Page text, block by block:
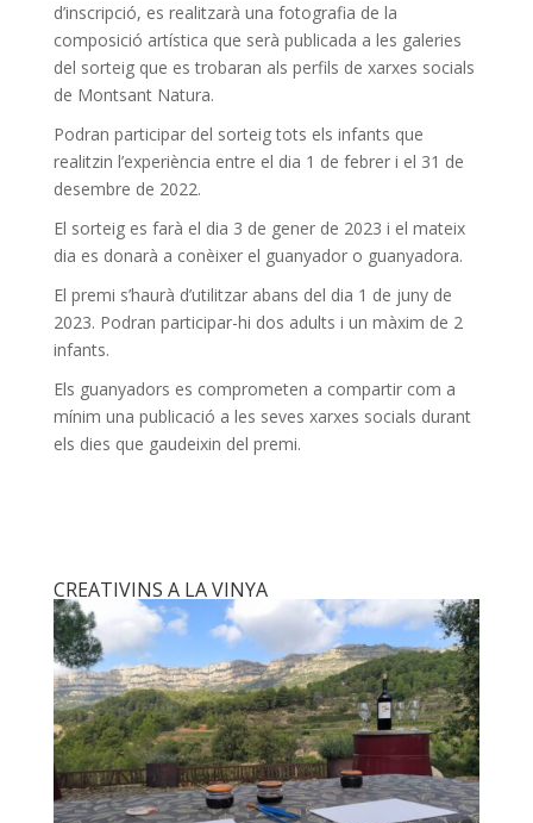
d’inscripció, es realitzarà una fotografia de la
composició artística que serà publicada a les galeries
del sorteig que es trobaran als perfils de xarxes socials
de Montsant Natura.
Podran participar del sorteig tots els infants que
realitzin l’experiència entre el dia 1 de febrer i el 31 de
desembre de 2022.
El sorteig es farà el dia 3 de gener de 2023 i el mateix
dia es donarà a conèixer el guanyador o guanyadora.
El premi s’haurà d’utilitzar abans del dia 1 de juny de
2023. Podran participar-hi dos adults i un màxim de 2
infants.
Els guanyadors es comprometen a compartir com a
mínim una publicació a les seves xarxes socials durant
els dies que gaudeixin del premi.
CREATIVINS A LA VINYA